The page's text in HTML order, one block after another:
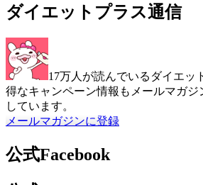
ダイエットプラス通信
17万人が読んでいるダイエッ
得なキャンペーン情報もメールマガジ
しています。
メールマガジンに登録
公式Facebook